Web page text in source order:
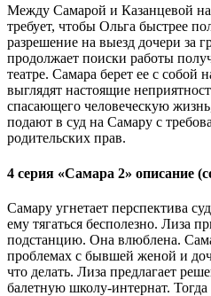
Между Самарой и Казанцевой
требует, чтобы Ольга быстрее
разрешение на выезд дочери за
продолжает поиски работы
театре. Самара берет ее с собой
выглядят настоящие
спасающего человеческую
подают в суд на Самару с
родительских прав.
4 серия «Самара 2» описание
Самару угнетает перспектива
ему тягаться бесполезно. Лиза
подстанцию. Она влюблена.
проблемах с бывшей женой и
что делать. Лиза предлагает
балетную школу-интернат.